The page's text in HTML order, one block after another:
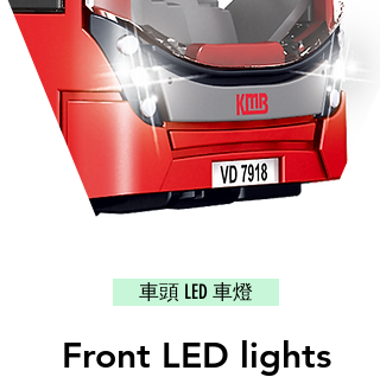
車頭 LED 車燈
Front LED lights